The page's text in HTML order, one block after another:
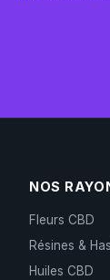
NOS
Fleurs CBD
Résines &
Huiles CBD